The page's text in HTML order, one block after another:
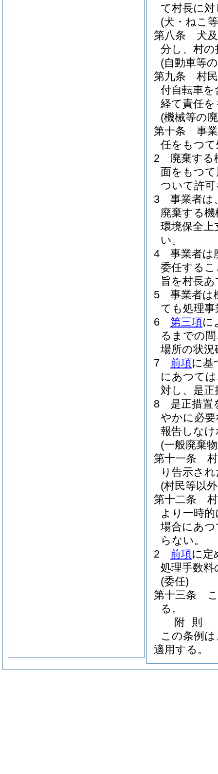
て村長に
(犬・ねこ
第八条
犬
分し、村
(自動車等
第九条
村
付自転車を
経て責任
(機械等の
第十条
事
任をもつ
2
廃棄する
面をもつ
ついて許
3
事業者は
廃棄する
環境保全
い。
4
事業者は
委任する
旨を村長
5
事業者は
ても処理
6
第三項に
るまでの
場所の状
7
前項に基
にあつて
対し、是
8
是正措置
やかに必
報告しな
(一般廃棄
第十一条
り告示さ
(村民等以
第十二条
より一時
場合にあ
らない。
2
前項に定
処理手数
(委任)
第十三条
る。
附 則
この条例
適用する。